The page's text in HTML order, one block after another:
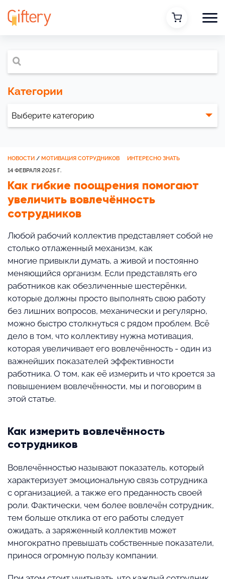
Категории
НОВОСТИ / МОТИВАЦИЯ СОТРУДНИКОВ
ИНТЕРЕСНО ЗНАТЬ
14 ФЕВРАЛЯ 2025 Г.
Как гибкие поощрения помогают
увеличить вовлечённость
сотрудников
Любой рабочий коллектив представляет собой не
столько отлаженный механизм, как
многие привыкли думать, а живой и постоянно
меняющийся организм. Если представлять его
работников как обезличенные шестерёнки,
которые должны просто выполнять свою работу
без лишних вопросов, механически и регулярно,
можно быстро столкнуться с рядом проблем. Всё
дело в том, что коллективу нужна мотивация,
которая увеличивает его вовлечённость - один из
важнейших показателей эффективности
работника. О том, как её измерить и что кроется за
повышением вовлечённости, мы и поговорим в
этой статье.
Как измерить вовлечённость
сотрудников
Вовлечённостью называют показатель, который
характеризует эмоциональную связь сотрудника
с организацией, а также его преданность своей
роли. Фактически, чем более вовлечён сотрудник,
тем больше отклика от его работы следует
ожидать, а заряженный коллектив может
многократно превышать собственные показатели,
принося огромную пользу компании.